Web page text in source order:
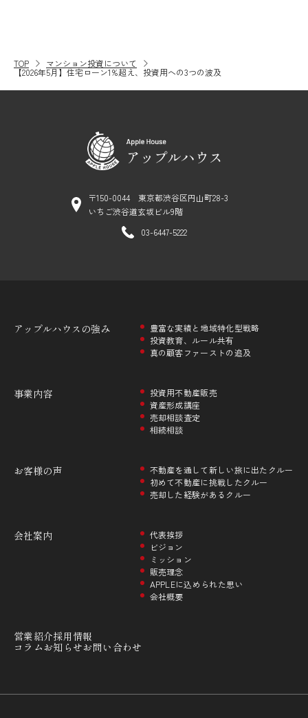
TOP マンション投資について
【2026年5月】住宅ローン1%超え、投資用への3つの波及
〒150-0044 東京都渋谷区円山町28-3
いちご渋谷道玄坂ビル9階
03-6447-5222
アップルハウスの強み
豊富な実績と地域特化型戦略
投資教育、ルール共有
真の顧客ファーストの追及
事業内容
投資用不動産販売
資産形成講座
売却相談査定
相続相談
お客様の声
不動産を通して新しい旅に出たクルー
初めて不動産に挑戦したクルー
売却した経験があるクルー
会社案内
代表挨拶
ビジョン
ミッション
販売理念
APPLEに込められた思い
会社概要
営業紹介採用情報
コラムお知らせお問い合わせ